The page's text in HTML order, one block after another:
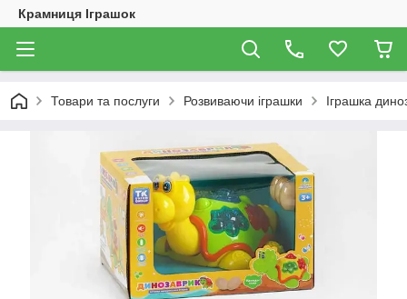
Крамниця Іграшок
Товари та послуги Розвиваючи іграшки Іграшка